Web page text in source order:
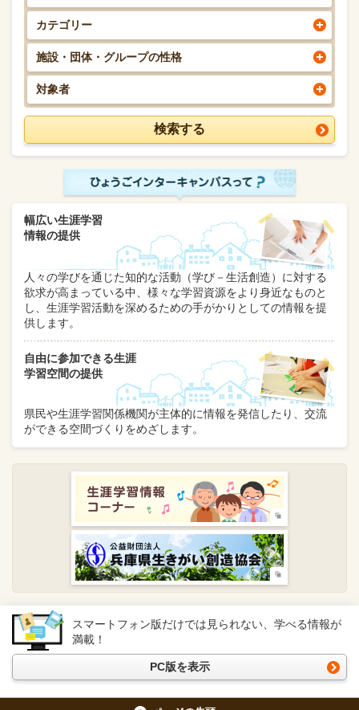
カテゴリー
施設・団体・グループの性格
対象者
幅広い生涯学習
情報の提供
人々の学びを通じた知的な活動（学び－生活創造）に対する
欲求が高まっている中、様々な学習資源をより身近なものと
し、生涯学習活動を深めるための手がかりとしての情報を提
供します。
自由に参加できる生涯
学習空間の提供
県民や生涯学習関係機関が主体的に情報を発信したり、交流
ができる空間づくりをめざします。
スマートフォン版だけでは見られない、学べる情報が
満載！
PC版を表示